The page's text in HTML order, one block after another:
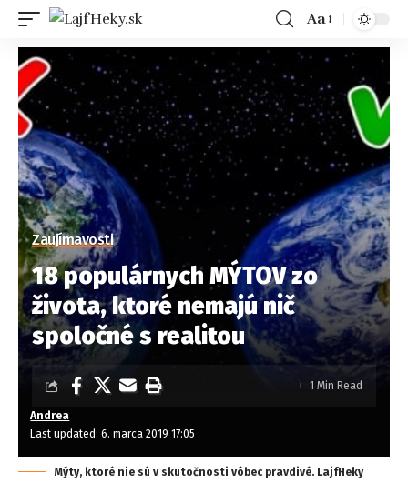
Aa
Zaujímavosti
18 populárnych MÝTOV zo
života, ktoré nemajú nič
spoločné s realitou
Last updated: 6. marca 2019 17:05
Andrea
1 Min Read
Mýty, ktoré nie sú v skutočnosti vôbec pravdivé. LajfHeky